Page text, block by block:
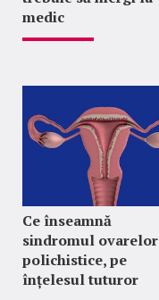
medic
Ce înseamnă
sindromul ovarelor
polichistice, pe
înțelesul tuturor